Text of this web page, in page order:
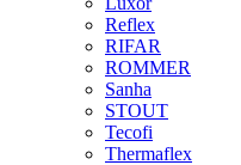
Reflex
RIFAR
ROMMER
Sanha
STOUT
Tecofi
Thermaflex